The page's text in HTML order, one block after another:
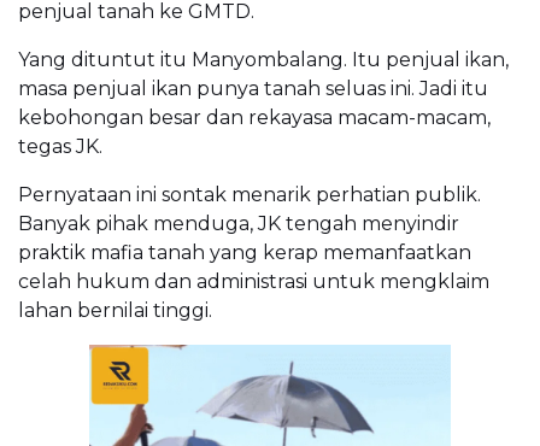
penjual tanah ke GMTD.
Yang dituntut itu Manyombalang. Itu penjual ikan,
masa penjual ikan punya tanah seluas ini. Jadi itu
kebohongan besar dan rekayasa macam-macam,
tegas JK.
Pernyataan ini sontak menarik perhatian publik.
Banyak pihak menduga, JK tengah menyindir
praktik mafia tanah yang kerap memanfaatkan
celah hukum dan administrasi untuk mengklaim
lahan bernilai tinggi.